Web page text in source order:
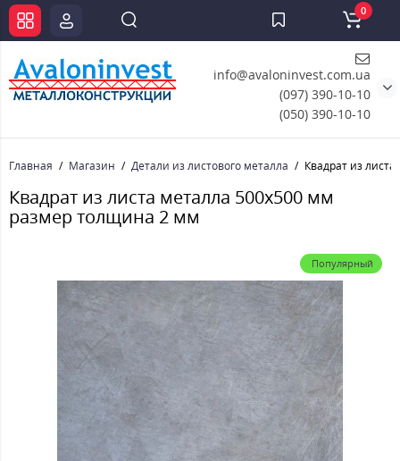
info@avaloninvest.com.ua
(097) 390-10-10
(050) 390-10-10
0
Главная Магазин Детали из листового металла Квадрат из
Квадрат из листа металла 500х500 мм
размер толщина 2 мм
Популярный